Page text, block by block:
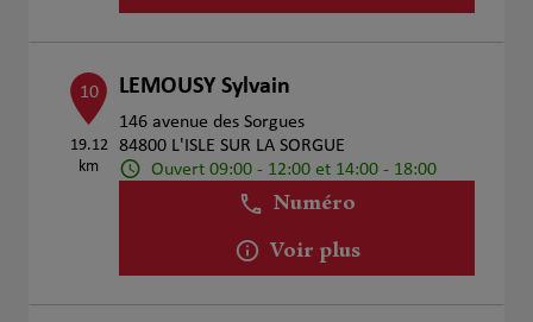
10
19.12
km
LEMOUSY Sylvain
146 avenue des Sorgues
84800 L'ISLE SUR LA SORGUE
Ouvert 09:00 - 12:00 et 14:00 - 18:00
Numéro
Voir plus